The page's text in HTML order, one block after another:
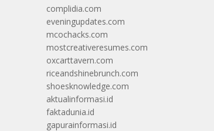
complidia.com
eveningupdates.com
mcochacks.com
mostcreativeresumes.com
oxcarttavern.com
riceandshinebrunch.com
shoesknowledge.com
aktualinformasi.id
faktadunia.id
gapurainformasi.id